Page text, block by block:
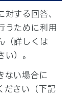
対する回答、
うために利用
（詳しくは
い）。
ない場合に
ださい（下記